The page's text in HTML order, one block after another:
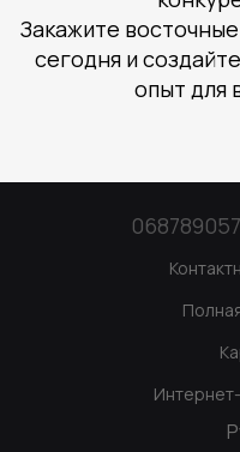
Закажите
сегодня и
опыт для